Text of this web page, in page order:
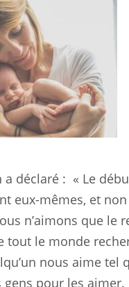
a déclaré : « Le
eux-mêmes, et
n’aimons que le
tout le monde
nous aime tel
pour les